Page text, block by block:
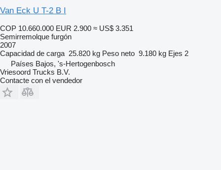
Van Eck U T-2 B I
COP 10.660.000 EUR 2.900 ≈ US$ 3.351
Semirremolque furgón
2007
Capacidad de carga 25.820 kg Peso neto 9.180 kg Ejes 2
Países Bajos, 's-Hertogenbosch
Vriesoord Trucks B.V.
Contacte con el vendedor